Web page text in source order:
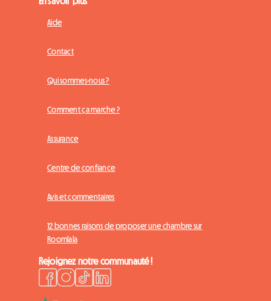
Aide
Contact
Qui sommes-nous ?
Comment ça marche ?
Assurance
Centre de confiance
Avis et commentaires
12 bonnes raisons de proposer une chambre sur
Roomlala
Rejoignez notre communauté !